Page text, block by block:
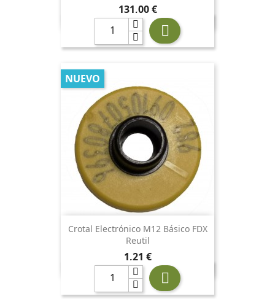
Precio
131,00 €

Crotal Electrónico M12 Básico FDX
Reutil
Precio
1,21 €

NUEVO